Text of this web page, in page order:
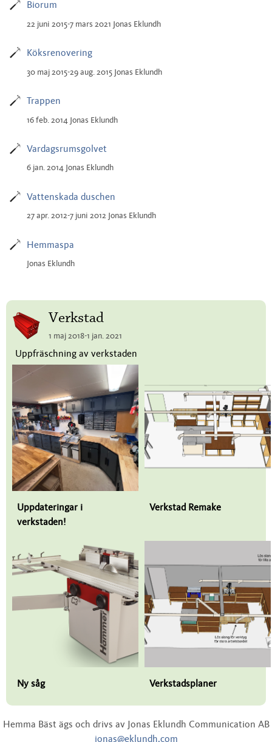
Biorum
22 juni 2015-7 mars 2021 Jonas Eklundh
Köksrenovering
30 maj 2015-29 aug. 2015 Jonas Eklundh
Trappen
16 feb. 2014 Jonas Eklundh
Vardagsrumsgolvet
6 jan. 2014 Jonas Eklundh
Vattenskada duschen
27 apr. 2012-7 juni 2012 Jonas Eklundh
Hemmaspa
Jonas Eklundh
Verkstad
1 maj 2018-1 jan. 2021
Uppfräschning av verkstaden
Uppdateringar i
verkstaden!
Verkstad Remake
Ny såg Verkstadsplaner
Hemma Bäst ägs och drivs av Jonas Eklundh Communication AB
jonas@eklundh.com